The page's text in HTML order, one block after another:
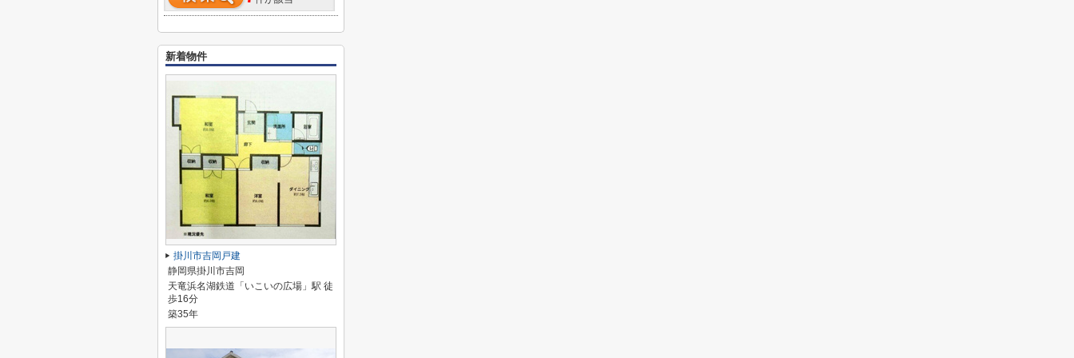
新着物件
掛川市吉岡戸建
静岡県掛川市吉岡
天竜浜名湖鉄道「いこいの広場」駅 徒
歩16分
築35年